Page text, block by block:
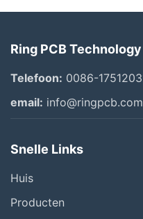
Ring PCB
Telefoon: 0086-
email: info@ringpcb.com
Snelle Links
Huis
Producten